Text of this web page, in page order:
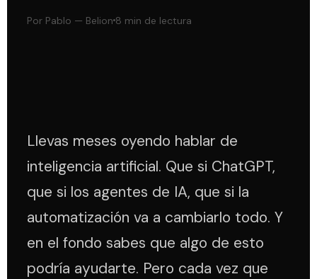
Por Pablo — Belion 8 min de lectura
Llevas meses oyendo hablar de
inteligencia artificial. Que si ChatGPT,
que si los agentes de IA, que si la
automatización va a cambiarlo todo. Y
en el fondo sabes que algo de esto
podría ayudarte. Pero cada vez que